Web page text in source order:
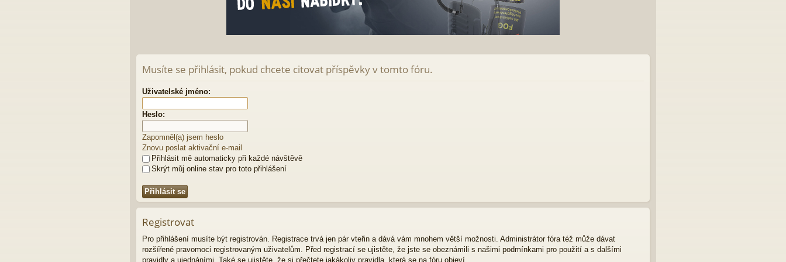
Musíte se přihlásit, pokud chcete citovat příspěvky v tomto fóru.
Uživatelské jméno:
Heslo:
Zapomněl(a) jsem heslo
Znovu poslat aktivační e-mail
Přihlásit mě automaticky při každé návštěvě
Skrýt můj online stav pro toto přihlášení
Registrovat
Pro přihlášení musíte být registrován. Registrace trvá jen pár vteřin a dává vám mnohem větší možnosti. Administrátor fóra též může dávat
rozšířené pravomoci registrovaným uživatelům. Před registrací se ujistěte, že jste se obeznámili s našimi podmínkami pro použití a s dalšími
pravidly a ujednáními. Také se ujistěte, že si přečtete jakákoliv pravidla, která se na fóru objeví.